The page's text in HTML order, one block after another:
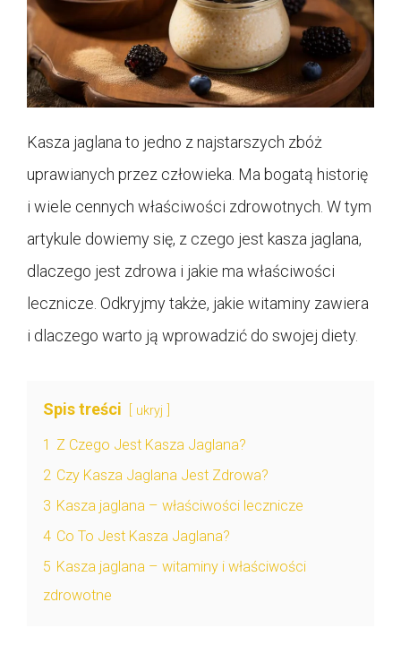
Kasza jaglana to jedno z najstarszych zbóż
uprawianych przez człowieka. Ma bogatą historię
i wiele cennych właściwości zdrowotnych. W tym
artykule dowiemy się, z czego jest kasza jaglana,
dlaczego jest zdrowa i jakie ma właściwości
lecznicze. Odkryjmy także, jakie witaminy zawiera
i dlaczego warto ją wprowadzić do swojej diety.
Spis treści ukryj
1 Z Czego Jest Kasza Jaglana?
2 Czy Kasza Jaglana Jest Zdrowa?
3 Kasza jaglana – właściwości lecznicze
4 Co To Jest Kasza Jaglana?
5 Kasza jaglana – witaminy i właściwości
zdrowotne